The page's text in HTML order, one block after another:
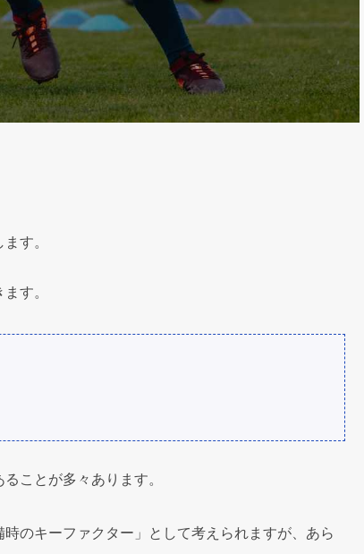
す。
す。
ことが多々あります。
のキーファクター」として考えられますが、あら